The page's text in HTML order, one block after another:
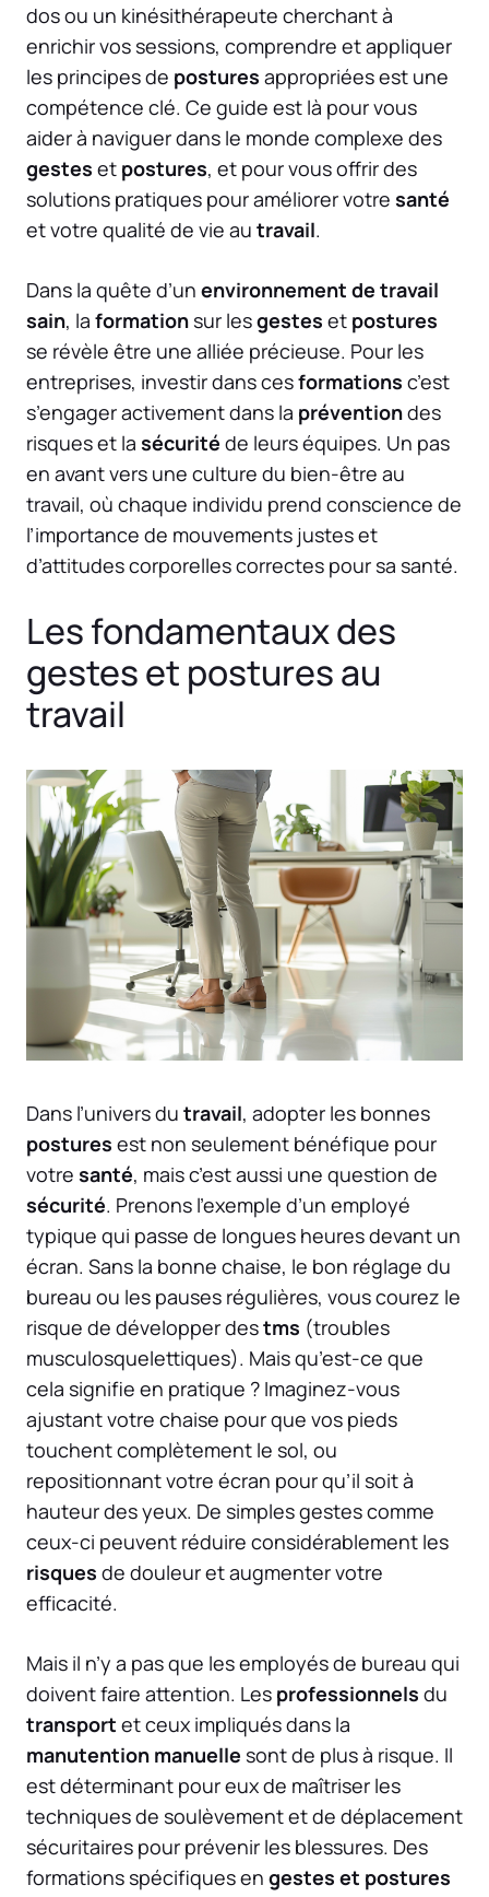
dos ou un kinésithérapeute cherchant à
enrichir vos sessions, comprendre et appliquer
les principes de postures appropriées est une
compétence clé. Ce guide est là pour vous
aider à naviguer dans le monde complexe des
gestes et postures, et pour vous offrir des
solutions pratiques pour améliorer votre santé
et votre qualité de vie au travail.
Dans la quête d’un environnement de travail
sain, la formationsur lesgestes et postures
se révèle être une alliée précieuse. Pour les
entreprises, investir dans cesformations c’est
s’engager activement dans la préventiondes
risques et la sécurité de leurs équipes. Un pas
en avant vers une culture du bien-être au
travail, où chaque individu prend conscience de
l’importance de mouvements justes et
d’attitudes corporelles correctes pour sa santé.
Les fondamentaux des
gestes et postures au
travail
Dans l’univers du travail, adopter les bonnes
postures est non seulement bénéfique pour
votre santé, mais c’est aussi une question de
sécurité. Prenons l’exemple d’un employé
typique qui passe de longues heures devant un
écran. Sans la bonne chaise, le bon réglage du
bureau ou les pauses régulières, vous courez le
risque de développer destms (troubles
musculosquelettiques). Mais qu’est-ce que
cela signifie en pratique ? Imaginez-vous
ajustant votre chaise pour que vos pieds
touchent complètement le sol, ou
repositionnant votre écran pour qu’il soit à
hauteur des yeux. De simples gestes comme
ceux-ci peuvent réduire considérablement les
risques de douleur et augmenter votre
efficacité.
Mais il n’y a pas que les employés de bureau qui
doivent faire attention. Les professionnels du
transport et ceux impliqués dans la
manutention manuelle sont de plus à risque. Il
est déterminant pour eux de maîtriser les
techniques de soulèvement et de déplacement
sécuritaires pour prévenir les blessures. Des
formations spécifiques en gestes et postures